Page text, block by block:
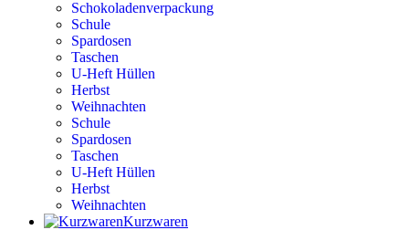
Schokoladenverpackung
Schule
Spardosen
Taschen
U-Heft Hüllen
Herbst
Weihnachten
Schule
Spardosen
Taschen
U-Heft Hüllen
Herbst
Weihnachten
Kurzwaren